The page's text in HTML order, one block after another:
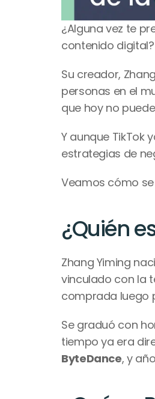
¿Alguna vez te
contenido digital?
Su creador,
personas en el
que hoy no
Y aunque TikTok
estrategias de
Veamos cómo
¿Quién
Zhang Yiming
vinculado con la
comprada luego
Se graduó con
ByteDance, y